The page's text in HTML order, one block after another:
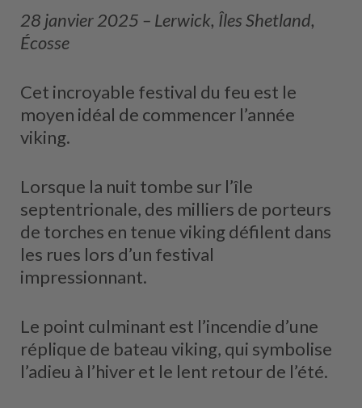
28 janvier 2025 – Lerwick, Îles Shetland,
Écosse
Cet incroyable festival du feu est le
moyen idéal de commencer l’année
viking.
Lorsque la nuit tombe sur l’île
septentrionale, des milliers de porteurs
de torches en tenue viking défilent dans
les rues lors d’un festival
impressionnant.
Le point culminant est l’incendie d’une
réplique de bateau viking, qui symbolise
l’adieu à l’hiver et le lent retour de l’été.